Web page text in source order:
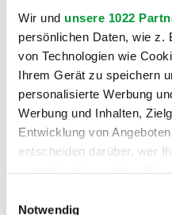
Wir und unsere 1022
persönlichen Daten, wie z.
von Technologien wie
Ihrem Gerät zu speichern
personalisierte Werbung
Werbung und Inhalten,
Entwicklung von
entscheiden darüber, wer
Trigger Symbol ändern oder
Notwendig
Kilowattstunden erzeugen.
etwa 550.000
Kilowattstunden gehen ins
CO₂-Einsparung durch die
Tonnen. Insgesamt hat die
Strombedarf von 1,4
Verbraucher ist dabei das
Sauerstoffbelüftung im
Mikroorganismen einen Teil